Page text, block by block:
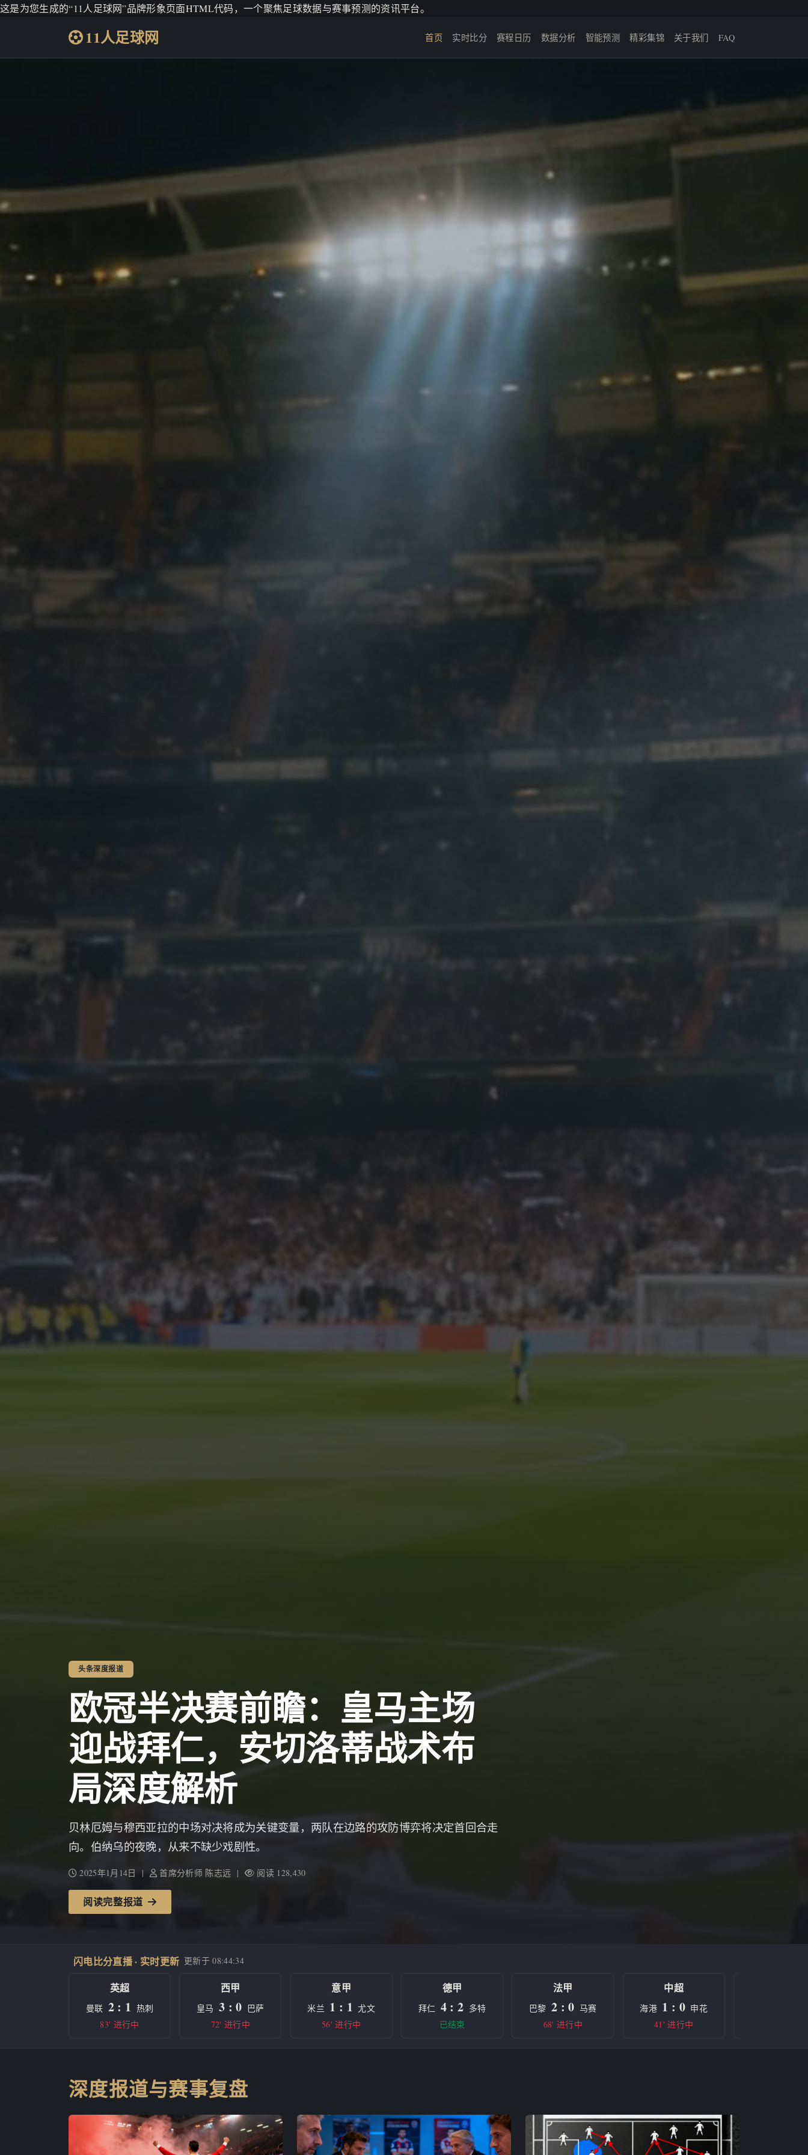
这是为您生成的“11人足球网”品牌形象页面HTML代码，一个聚焦足球数据与赛事预测的资讯平台。
11人足球网 首页 实时比分 赛程日历 数据分析 智能预测 精彩集锦 关于我们 FAQ
头条深度报道
欧冠半决赛前瞻：皇马主场
迎战拜仁，安切洛蒂战术布
局深度解析
贝林厄姆与穆西亚拉的中场对决将成为关键变量，两队在边路的攻防博弈将决定首回合走
向。伯纳乌的夜晚，从来不缺少戏剧性。
2025年1月14日 | 首席分析师 陈志远 | 阅读 128,430
阅读完整报道
闪电比分直播 · 实时更新 更新于08:44:34
英超
曼联 2 : 1 热刺
83' 进行中
西甲
皇马 3 : 0 巴萨
72' 进行中
意甲
米兰 1 : 1 尤文
56' 进行中
德甲
拜仁 4 : 2 多特
已结束
法甲
巴黎 2 : 0 马赛
68' 进行中
中超
海港 1 : 0 申花
41' 进行中
深度报道与赛事复盘